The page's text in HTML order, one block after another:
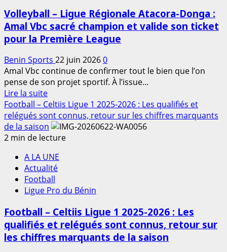
Debally,
Directeur
général
de
FC
2026
:
«
invitation
est
le
fruit
de
plusieurs
années
de
»
–
Arnaud
Degla
Volleyball – Ligue Régionale Atacora-Donga :
Amal Vbc sacré champion et valide son ticket
pour la Première League
Benin Sports 22 juin 20260
Amal Vbc continue de confirmer tout le bien que l’on
pense de son projet sportif. À l’issue...
Lire la suiteEn
savoir
plus
sur
Volleyball
Ligue
Régionale
Atacora-
Donga
Amal
Vbc
sacré
Football – Celtiis Ligue 1 2025-2026 : Les qualifiés et
relégués sont connus, retour sur les chiffres marquants
de la saison
2 min de lecture
A LA UNE
Actualité
Football
Ligue Pro du Bénin
Football – Celtiis Ligue 1 2025-2026 : Les
qualifiés et relégués sont connus, retour sur
les chiffres marquants de la saison